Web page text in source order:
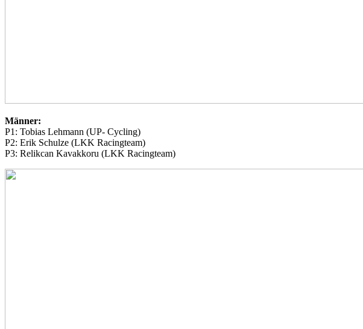
Männer:
P1: Tobias Lehmann (UP- Cycling)
P2: Erik Schulze (LKK Racingteam)
P3: Relikcan Kavakkoru (LKK Racingteam)